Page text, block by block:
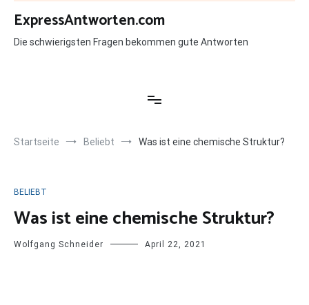
Zum
Inhalt
springen
ExpressAntworten.com
Die schwierigsten Fragen bekommen gute Antworten
Startseite Beliebt Was ist eine chemische Struktur?
BELIEBT
Was ist eine chemische Struktur?
Wolfgang Schneider April 22, 2021